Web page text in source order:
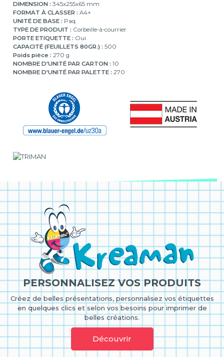
DIMENSION : 345x255x65 mm
FORMAT À CLASSER : A4+
UNITÉ DE BASE : Paq.
TYPE DE PRODUIT : Corbeille-à-courrier
PORTE ETIQUETTE : Oui
CAPACITÉ (FEUILLETS 80GR.) : 500
Poids pièce : 270 g
NOMBRE D'UNITÉ PAR CARTON : 10
NOMBRE D'UNITÉ PAR PALETTE : 270
PERSONNALISEZ VOS PRODUITS
Créez de belles présentations, personnalisez vos étiquettes
en quelques clics et selon vos besoins pour imprimer de
belles créations.
Découvrir